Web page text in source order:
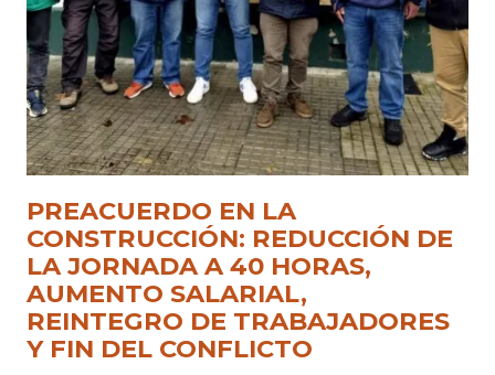
PREACUERDO EN LA
CONSTRUCCIÓN: REDUCCIÓN DE
LA JORNADA A 40 HORAS,
AUMENTO SALARIAL,
REINTEGRO DE TRABAJADORES
Y FIN DEL CONFLICTO